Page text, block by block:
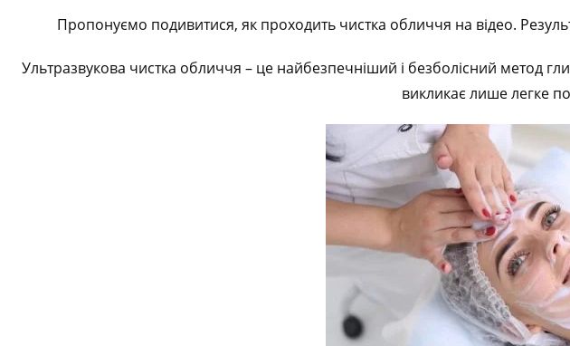
Пропонуємо подивитися, як проходить чистка обличчя на відео.
Ультразвукова чистка обличчя – це найбезпечніший і безболісний метод
викликає лише легке